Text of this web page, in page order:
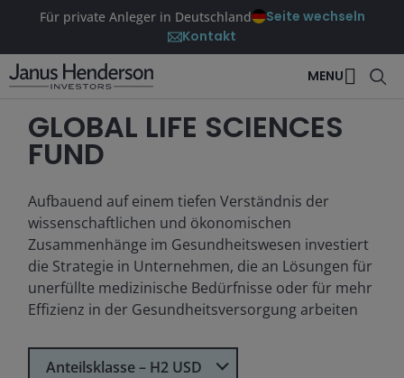
Für private Anleger in Deutschland
Seite wechseln
Kontakt
MENU
GLOBAL LIFE SCIENCES
FUND
Aufbauend auf einem tiefen Verständnis der
wissenschaftlichen und ökonomischen
Zusammenhänge im Gesundheitswesen investiert
die Strategie in Unternehmen, die an Lösungen für
unerfüllte medizinische Bedürfnisse oder für mehr
Effizienz in der Gesundheitsversorgung arbeiten
Select Share Class
Anteilsklasse – H2 USD